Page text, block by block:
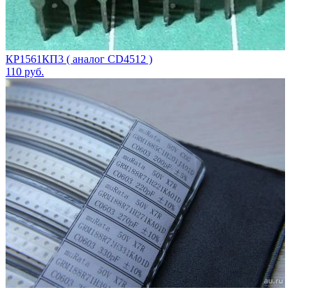
КР1561КП3 ( аналог CD4512 )
110 руб.